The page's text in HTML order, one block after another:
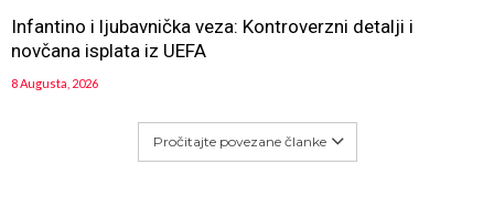
Infantino i ljubavnička veza: Kontroverzni detalji i
novčana isplata iz UEFA
8 Augusta, 2026
Pročitajte povezane članke